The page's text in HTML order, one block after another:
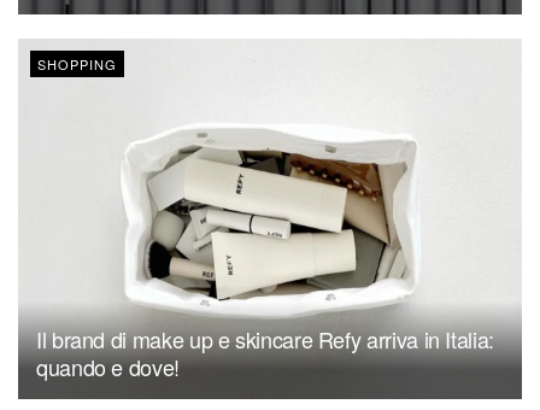
SHOPPING
Il brand di make up e skincare Refy arriva in Italia:
quando e dove!